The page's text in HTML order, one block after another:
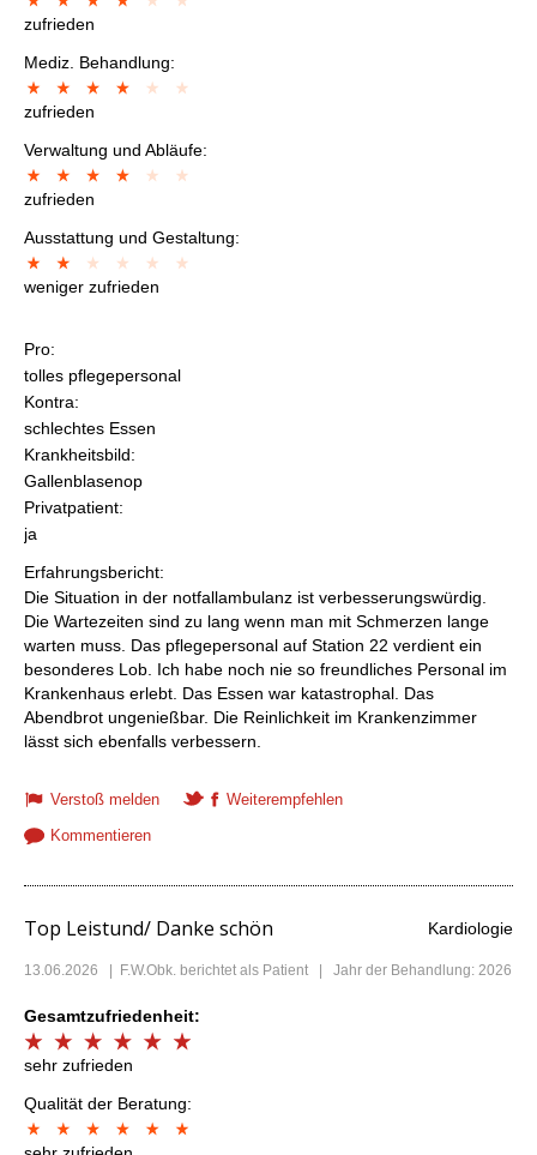
zufrieden
Mediz. Behandlung:
zufrieden
Verwaltung und Abläufe:
zufrieden
Ausstattung und Gestaltung:
weniger zufrieden
Pro:
tolles pflegepersonal
Kontra:
schlechtes Essen
Krankheitsbild:
Gallenblasenop
Privatpatient:
ja
Erfahrungsbericht:
Die Situation in der notfallambulanz ist verbesserungswürdig.
Die Wartezeiten sind zu lang wenn man mit Schmerzen lange
warten muss. Das pflegepersonal auf Station 22 verdient ein
besonderes Lob. Ich habe noch nie so freundliches Personal im
Krankenhaus erlebt. Das Essen war katastrophal. Das
Abendbrot ungenießbar. Die Reinlichkeit im Krankenzimmer
lässt sich ebenfalls verbessern.
Verstoß melden
Weiterempfehlen
Kommentieren
Top Leistund/ Danke schön Kardiologie
13.06.2026 F.W.Obk. berichtet als Patient | Jahr der Behandlung: 2026
Gesamtzufriedenheit:
sehr zufrieden
Qualität der Beratung: